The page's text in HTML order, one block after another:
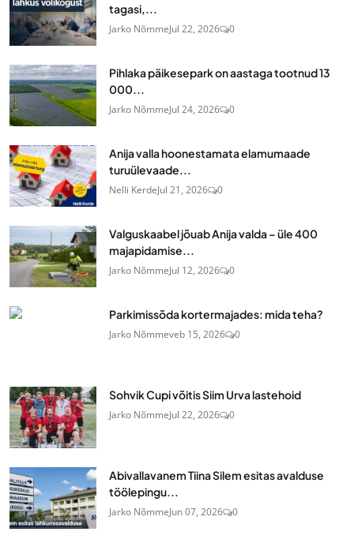
tagasi,...
Jarko NõmmeJul 22, 2026 0
Pihlaka päikesepark on aastaga tootnud 13
000...
Jarko NõmmeJul 24, 2026 0
Anija valla hoonestamata elamumaade
turuülevaade...
Nelli KerdeJul 21, 2026 0
Valguskaabel jõuab Anija valda – üle 400
majapidamise...
Jarko NõmmeJul 12, 2026 0
Parkimissõda kortermajades: mida teha?
Jarko Nõmmeveb 15, 2026 0
Sohvik Cupi võitis Siim Urva lastehoid
Jarko NõmmeJul 22, 2026 0
Abivallavanem Tiina Silem esitas avalduse
töölepingu...
Jarko NõmmeJun 07, 2026 0